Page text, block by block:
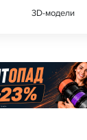
3D-модели